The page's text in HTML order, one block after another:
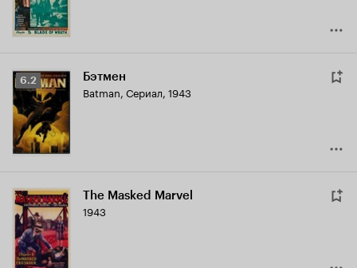
Рейтинг
Кинопоиска
6.2
6.2 Бэтмен
Batman, Сериал, 1943
The Masked Marvel
1943